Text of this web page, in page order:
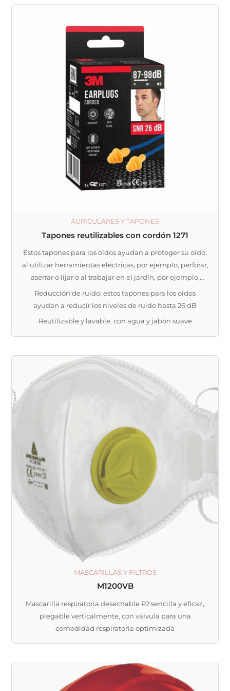
AURICULARES Y TAPONES
Tapones reutilizables con cordón 1271
Estos tapones para los oídos ayudan a proteger su oído:
al utilizar herramientas eléctricas, por ejemplo, perforar,
aserrar o lijar o al trabajar en el jardín, por ejemplo,
cortando o podando el césped
Reducción de ruido: estos tapones para los oídos
ayudan a reducir los niveles de ruido hasta 26 dB
Reutilizable y lavable: con agua y jabón suave
MASCARILLAS Y FILTROS
M1200VB
Mascarilla respiratoria desechable P2 sencilla y eficaz,
plegable verticalmente, con válvula para una
comodidad respiratoria optimizada
Este
producto